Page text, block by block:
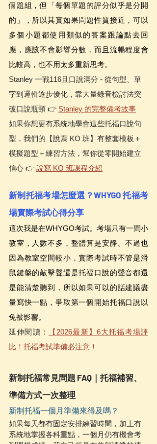
個題組，但「每個單題的評分似乎是分開
的」，所以其實如果問題性質接近，可以
多個小題都使用類似的答案跟論點去回
應，應該不會影響分數，而且流暢程度會
比較高，也不用太多重新思考。
Stanley 一戰116且口說滿分 - 從句型、單
字到邏輯逐步優化，靠大量錄音檢討法突
破口說瓶頸 👉 Stanley 的完整備考故事
如果你想更有系統地學會這些托福口說句
型，我們的【說寫 KO 班】有整套模板＋
模擬題型＋練習方法，幫你從零開始建立
信心 👉 說寫 KO 班課程介紹
新制托福考場怎麼選？WHYGO 托福考
場實際考試心得分享
這次我是在WHYGO考試。考場只有一間小
教室，人數不多，整體算是安靜。不過也
因為教室空間較小，實際考試時不管是滑
鼠鍵盤的敲擊聲還是托福口說的聲音都還
是能清楚聽到，所以如果可以的話建議盡
量寫快一點，爭取第一個開始托福口說以
免被影響。
延伸閱讀：
【2026最新】6大托福考場評
比！托福考試準備必注意！
新制托福常見問題 FAQ｜托福補習、
準備方式一次整理
新制托福一個月準備來得及嗎？
如果每天都有固定安排練習時間，加上有
系統地掌握各科重點，一個月仍有機會考